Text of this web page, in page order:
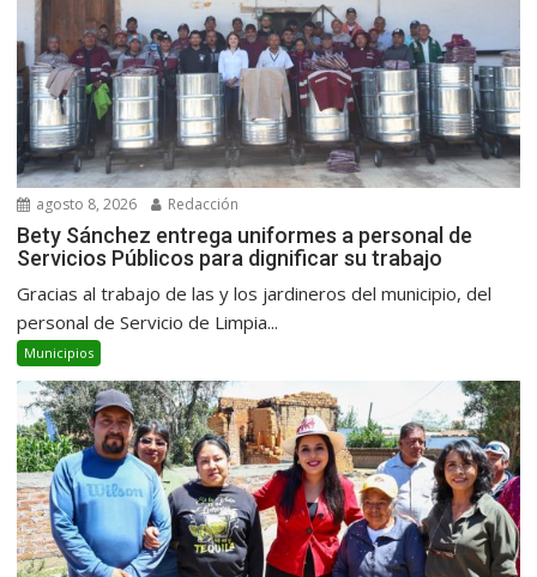
agosto 8, 2026 Redacción
Bety Sánchez entrega uniformes a personal de
Servicios Públicos para dignificar su trabajo
Gracias al trabajo de las y los jardineros del municipio, del
personal de Servicio de Limpia...
Municipios